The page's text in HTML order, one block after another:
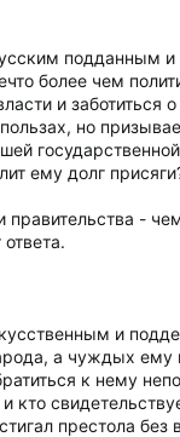
подданным и
более чем
и заботиться о
но
ему долг
правительства -
и
а чуждых ему
к нему
престола без